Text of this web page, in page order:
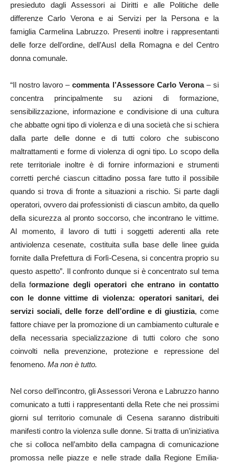
presieduto dagli Assessori ai Diritti e alle Politiche delle
differenze Carlo Verona e ai Servizi per la Persona e la
famiglia Carmelina Labruzzo. Presenti inoltre i rappresentanti
delle forze dell’ordine, dell’Ausl della Romagna e del Centro
donna comunale.
“Il nostro lavoro –commenta l’Assessore Carlo Verona– si
concentra principalmente su azioni di formazione,
sensibilizzazione, informazione e condivisione di una cultura
che abbatte ogni tipo di violenza e di una società che si schiera
dalla parte delle donne e di tutti coloro che subiscono
maltrattamenti e forme di violenza di ogni tipo. Lo scopo della
rete territoriale inoltre è di fornire informazioni e strumenti
corretti perché ciascun cittadino possa fare tutto il possibile
quando si trova di fronte a situazioni a rischio. Si parte dagli
operatori, ovvero dai professionisti di ciascun ambito, da quello
della sicurezza al pronto soccorso, che incontrano le vittime.
Al momento, il lavoro di tutti i soggetti aderenti alla rete
antiviolenza cesenate, costituita sulla base delle linee guida
fornite dalla Prefettura di Forlì-Cesena, si concentra proprio su
questo aspetto”. Il confronto dunque si è concentrato sul tema
della formazione degli operatori che entrano in contatto
con le donne vittime di violenza: operatori sanitari, dei
servizi sociali, delle forze dell’ordine e di giustizia, come
fattore chiave per la promozione di un cambiamento culturale e
della necessaria specializzazione di tutti coloro che sono
coinvolti nella prevenzione, protezione e repressione del
fenomeno. Ma non è tutto.
Nel corso dell’incontro, gli Assessori Verona e Labruzzo hanno
comunicato a tutti i rappresentanti della Rete che nei prossimi
giorni sul territorio comunale di Cesena saranno distribuiti
manifesti contro la violenza sulle donne. Si tratta di un’iniziativa
che si colloca nell’ambito della campagna di comunicazione
promossa nelle piazze e nelle strade dalla Regione Emilia-